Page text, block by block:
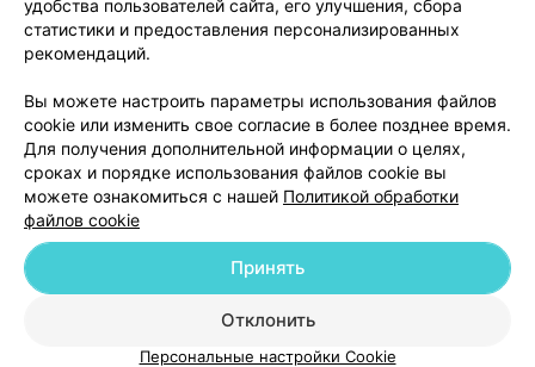
Написать руководителю 103.by
Обработка персональных данных
© 2026 ООО «Артокс Лаб», УНП 191700409
| 220012, Республика Беларусь,
г. Минск, улица Толбухина, 2, пом. 16 | help@103.by
Служба поддержки +375 291212755
удобства пользователей сайта, его улучшения, сбора
статистики и предоставления персонализированных
рекомендаций.
Вы можете настроить параметры использования файлов
cookie или изменить свое согласие в более позднее время.
Для получения дополнительной информации о целях,
сроках и порядке использования файлов cookie вы
можете ознакомиться с нашей Политикой обработки
файлов cookie
Отклонить
Принять
Персональные настройки Cookie